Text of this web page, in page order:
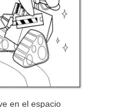
en el espacio